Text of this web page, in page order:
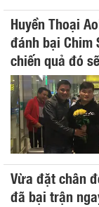
Huyền Thoại
đánh bại Chim
chiến quả đó
Vừa đặt chân
đã bại trận